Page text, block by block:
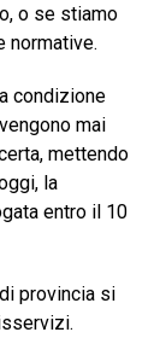
o se stiamo
normative.
condizione
mai
mettendo
la
entro il 10
provincia si